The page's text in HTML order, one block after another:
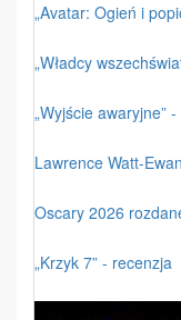
„Avatar: Ogień i
„Władcy
„Wyjście awaryjne”
Lawrence Watt-
Oscary 2026
„Krzyk 7” - recenzja